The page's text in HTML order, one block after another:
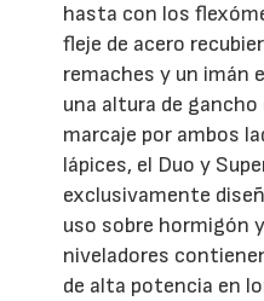
hasta con los
fleje de acero
remaches y un imán
una altura de
marcaje por ambos
lápices, el Duo y
exclusivamente
uso sobre hormigón
niveladores
de alta potencia en